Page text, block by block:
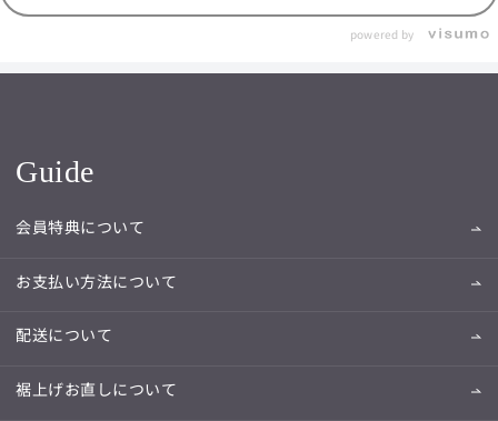
powered by
Guide
会員特典について
お支払い方法について
配送について
裾上げお直しについて